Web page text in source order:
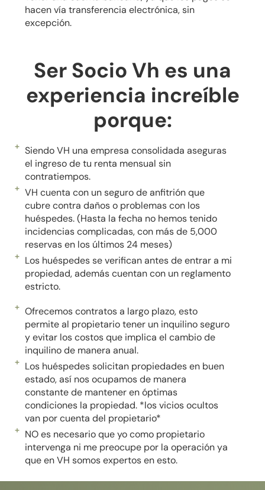
hacen vía transferencia electrónica, sin
excepción.
Ser Socio Vh es una
experiencia increíble
porque:
Ofrecemos contratos a largo plazo, esto
permite al propietario tener un inquilino seguro
y evitar los costos que implica el cambio de
inquilino de manera anual.
Los huéspedes solicitan propiedades en buen
estado, así nos ocupamos de manera
constante de mantener en óptimas
condiciones la propiedad. *los vicios ocultos
van por cuenta del propietario*
NO es necesario que yo como propietario
intervenga ni me preocupe por la operación ya
que en VH somos expertos en esto.
Siendo VH una empresa consolidada aseguras
el ingreso de tu renta mensual sin
contratiempos.
VH cuenta con un seguro de anfitrión que
cubre contra daños o problemas con los
huéspedes. (Hasta la fecha no hemos tenido
incidencias complicadas, con más de 5,000
reservas en los últimos 24 meses)
Los huéspedes se verifican antes de entrar a mi
propiedad, además cuentan con un reglamento
estricto.